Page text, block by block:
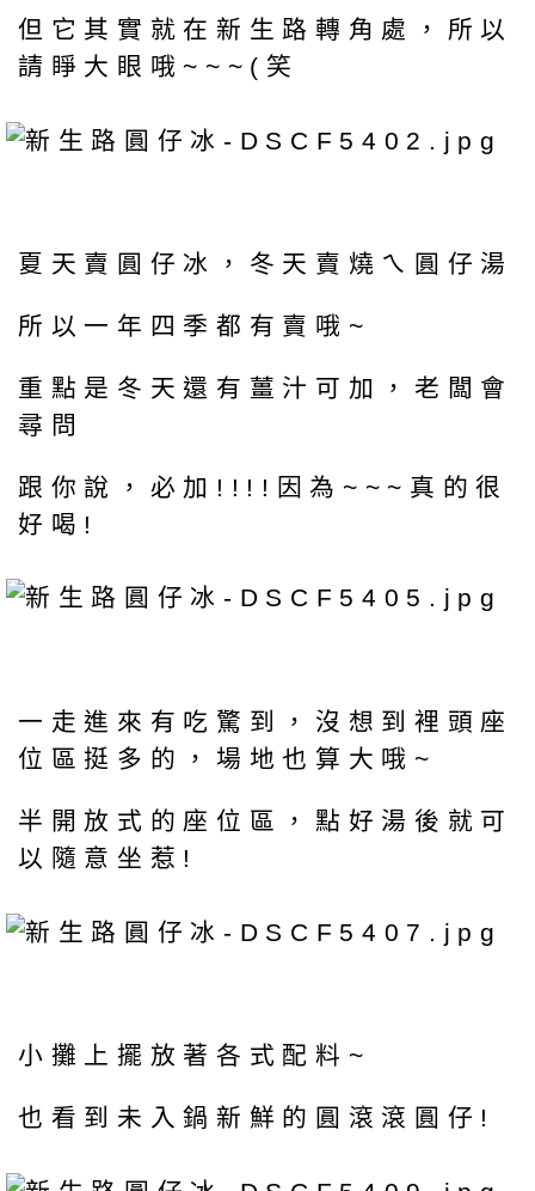
但它其實就在新生路轉角處，所以
請睜大眼哦~~~(笑
夏天賣圓仔冰，冬天賣燒ㄟ圓仔湯
所以一年四季都有賣哦~
重點是冬天還有薑汁可加，老闆會
尋問
跟你說，必加!!!!因為~~~真的很
好喝!
一走進來有吃驚到，沒想到裡頭座
位區挺多的，場地也算大哦~
半開放式的座位區，點好湯後就可
以隨意坐惹!
小攤上擺放著各式配料~
也看到未入鍋新鮮的圓滾滾圓仔!